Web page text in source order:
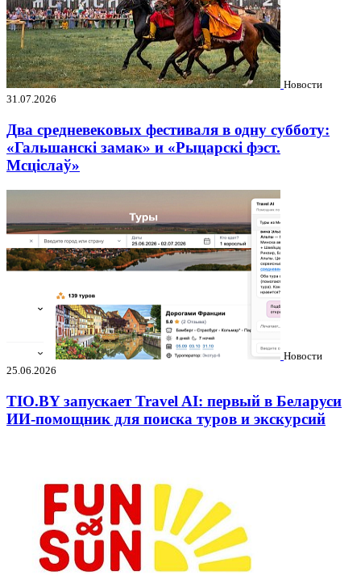
Новости
31.07.2026
Два средневековых фестиваля в одну субботу:
«Гальшанскі замак» и «Рыцарскі фэст.
Мсціслаў»
Новости
25.06.2026
TIO.BY запускает Travel AI: первый в Беларуси
ИИ-помощник для поиска туров и экскурсий